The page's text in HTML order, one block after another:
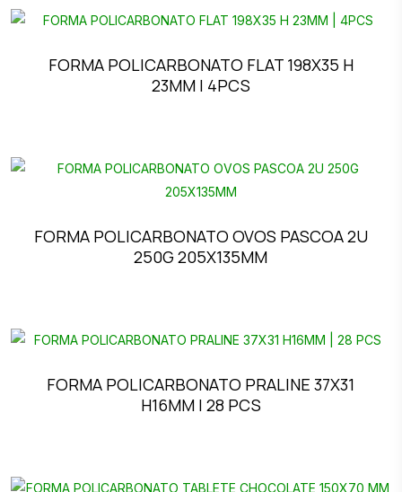
FORMA POLICARBONATO FLAT 198X35 H
23MM | 4PCS
FORMA POLICARBONATO OVOS PASCOA 2U
250G 205X135MM
FORMA POLICARBONATO PRALINE 37X31
H16MM | 28 PCS